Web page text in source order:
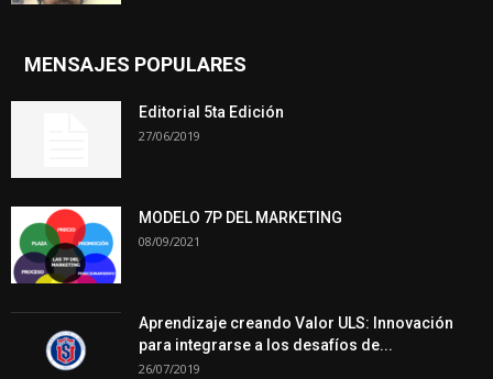
MENSAJES POPULARES
Editorial 5ta Edición
27/06/2019
MODELO 7P DEL MARKETING
08/09/2021
Aprendizaje creando Valor ULS: Innovación
para integrarse a los desafíos de...
26/07/2019